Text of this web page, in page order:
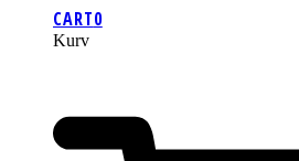
CART0
Kurv